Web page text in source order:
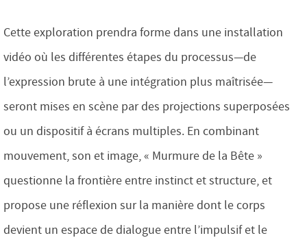
Cette exploration prendra forme dans une installation
vidéo où les différentes étapes du processus—de
l’expression brute à une intégration plus maîtrisée—
seront mises en scène par des projections superposées
ou un dispositif à écrans multiples. En combinant
mouvement, son et image, « Murmure de la Bête »
questionne la frontière entre instinct et structure, et
propose une réflexion sur la manière dont le corps
devient un espace de dialogue entre l’impulsif et le